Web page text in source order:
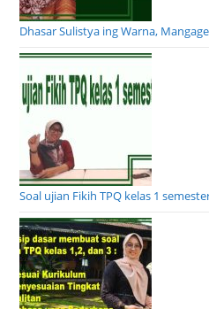
Dhasar Sulistya ing Warna,
Soal ujian Fikih TPQ kelas 1